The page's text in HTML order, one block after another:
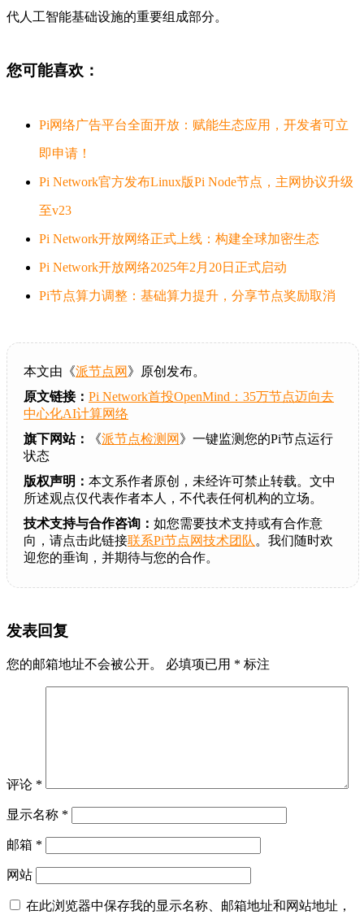
代人工智能基础设施的重要组成部分。
您可能喜欢：
Pi网络广告平台全面开放：赋能生态应用，开发者可立
即申请！
Pi Network官方发布Linux版Pi Node节点，主网协议升级
至v23
Pi Network开放网络正式上线：构建全球加密生态
Pi Network开放网络2025年2月20日正式启动
Pi节点算力调整：基础算力提升，分享节点奖励取消
本文由《派节点网 》原创发布。
原文链接： Pi Network首投OpenMind：35万节点迈向去
中心化AI计算网络
旗下网站：
《派节点检测网 》一键监测您的Pi节点运行
状态
版权声明： 本文系作者原创，未经许可禁止转载。文中
所述观点仅代表作者本人，不代表任何机构的立场。
技术支持与合作咨询： 如您需要技术支持或有合作意
向，请点击此链接联系Pi节点网技术团队 。我们随时欢
迎您的垂询，并期待与您的合作。
发表回复
您的邮箱地址不会被公开。 必填项已用 * 标注
评论 *
显示名称 *
邮箱 *
网站
在此浏览器中保存我的显示名称、邮箱地址和网站地址，